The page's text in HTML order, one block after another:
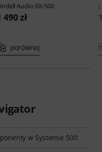
Audio 6X-500
490 zł
porównaj
w Systemie 500